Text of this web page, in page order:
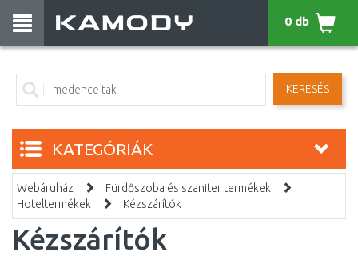
KERESÉS
0 db
KATEGÓRIÁK
Webáruház
Fürdőszoba és szaniter termékek
Hoteltermékek
Kézszárítók
Kézszárítók